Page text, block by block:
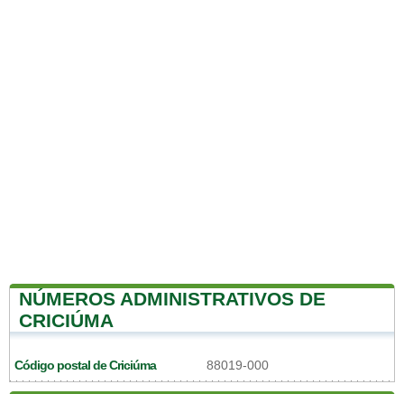
NÚMEROS ADMINISTRATIVOS DE
CRICIÚMA
Código postal de Criciúma 88019-000